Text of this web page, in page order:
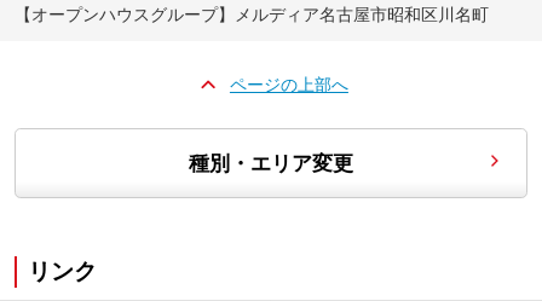
【オープンハウスグループ】メルディア名古屋市昭和区川名町
ページの上部へ
種別・エリア変更
リンク